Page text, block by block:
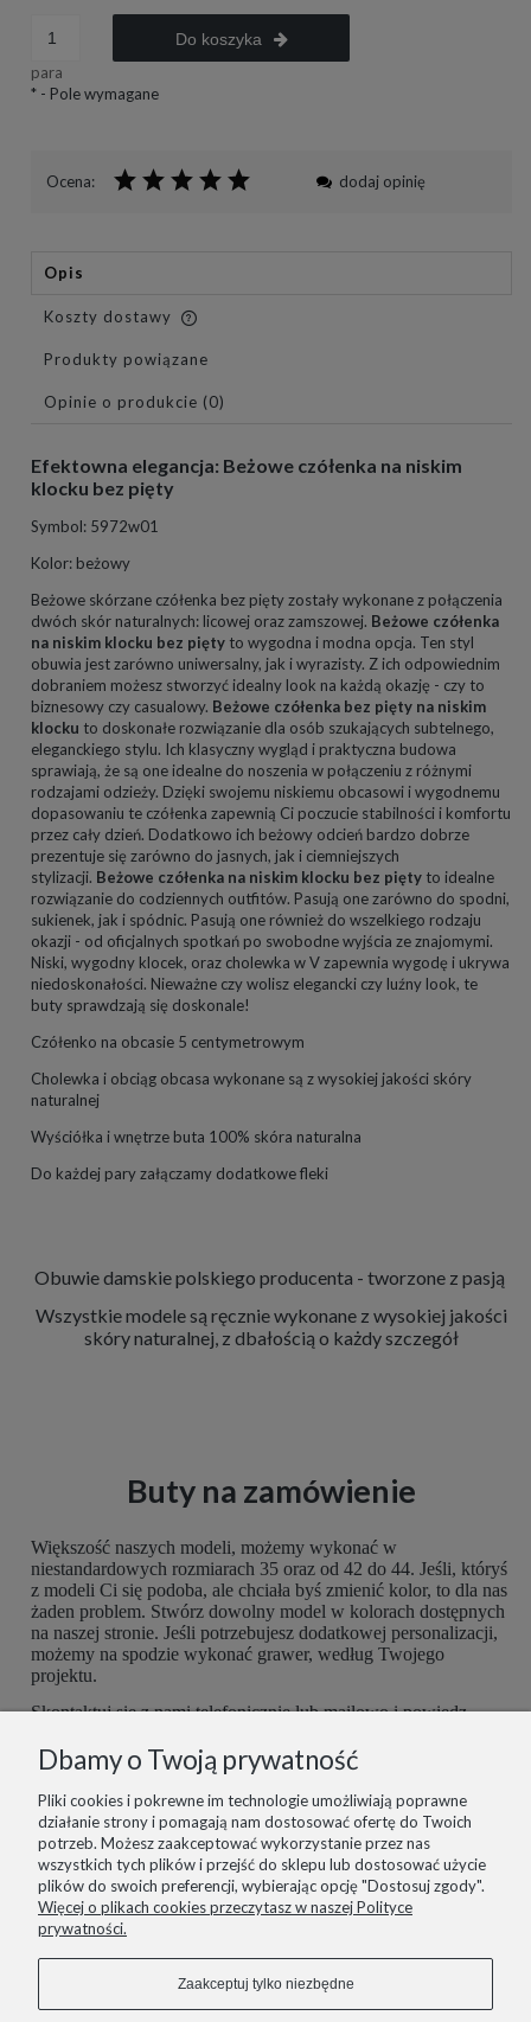
para
Do koszyka
* - Pole wymagane
Ocena: dodaj opinię
Opis
Koszty dostawy
Cena nie zawiera ewentualnych kosztów płatności
Produkty powiązane
Opinie o produkcie (0)
Efektowna elegancja: Beżowe czółenka na niskim
klocku bez pięty
Symbol: 5972w01
Kolor: beżowy
Beżowe skórzane czółenka bez pięty zostały wykonane z połączenia
dwóch skór naturalnych: licowej oraz zamszowej. Beżowe czółenka
na niskim klocku bez pięty to wygodna i modna opcja. Ten styl
obuwia jest zarówno uniwersalny, jak i wyrazisty. Z ich odpowiednim
dobraniem możesz stworzyć idealny look na każdą okazję - czy to
biznesowy czy casualowy. Beżowe czółenka bez pięty na niskim
klocku to doskonałe rozwiązanie dla osób szukających subtelnego,
eleganckiego stylu. Ich klasyczny wygląd i praktyczna budowa
sprawiają, że są one idealne do noszenia w połączeniu z różnymi
rodzajami odzieży. Dzięki swojemu niskiemu obcasowi i wygodnemu
dopasowaniu te czółenka zapewnią Ci poczucie stabilności i komfortu
przez cały dzień. Dodatkowo ich beżowy odcień bardzo dobrze
prezentuje się zarówno do jasnych, jak i ciemniejszych
stylizacji. Beżowe czółenka na niskim klocku bez pięty to idealne
rozwiązanie do codziennych outfitów. Pasują one zarówno do spodni,
sukienek, jak i spódnic. Pasują one również do wszelkiego rodzaju
okazji - od oficjalnych spotkań po swobodne wyjścia ze znajomymi.
Niski, wygodny klocek, oraz cholewka w V zapewnia wygodę i ukrywa
niedoskonałości. Nieważne czy wolisz elegancki czy luźny look, te
buty sprawdzają się doskonale!
Czółenko na obcasie 5 centymetrowym
Cholewka i obciąg obcasa wykonane są z wysokiej jakości skóry
naturalnej
Wyściółka i wnętrze buta 100% skóra naturalna
Do każdej pary załączamy dodatkowe fleki
Obuwie damskie polskiego producenta - tworzone z pasją
Wszystkie modele są ręcznie wykonane z wysokiej jakości
skóry naturalnej, z dbałością o każdy szczegół
Buty na zamówienie
Większość naszych modeli, możemy wykonać w
niestandardowych rozmiarach 35 oraz od 42 do 44. Jeśli, któryś
z modeli Ci się podoba, ale chciała byś zmienić kolor, to dla nas
żaden problem. Stwórz dowolny model w kolorach dostępnych
na naszej stronie. Jeśli potrzebujesz dodatkowej personalizacji,
możemy na spodzie wykonać grawer, według Twojego
projektu.
Skontaktuj się z nami telefonicznie lub mailowo i powiedz,
możliwość dopasować je do Ciebie idealnie. Postaramy się
spełnić wszelkie potrzeby z największą starannością.
informacje
pomoc
zakupy
Dbamy o Twoją prywatność
Pliki cookies i pokrewne im technologie umożliwiają poprawne
działanie strony i pomagają nam dostosować ofertę do Twoich
potrzeb. Możesz zaakceptować wykorzystanie przez nas
wszystkich tych plików i przejść do sklepu lub dostosować użycie
plików do swoich preferencji, wybierając opcję "Dostosuj zgody".
Więcej o plikach cookies przeczytasz w naszej Polityce
prywatności.
Zaakceptuj tylko niezbędne